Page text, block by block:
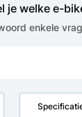
je welke e-
enkele